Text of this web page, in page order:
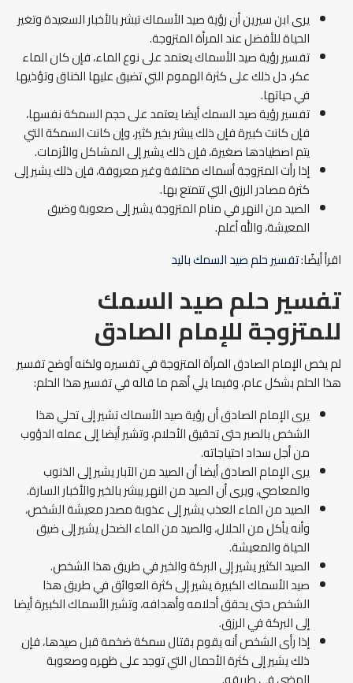
يرى ابن سيرين أن رؤية صيد الأسماك تبشر بالأخبار السعيدة وتغير
الحياة للأفضل عند المرأة المتزوجة.
تفسير رؤية صيد الأسماك يعتمد على نوع الماء، فإن كان الماء
عكر، دل ذلك على كثرة الهموم التي تضيق عليها الخناق وتؤذيها
في حياتها.
تفسير رؤية صيد السمك أيضا يعتمد على حجم السمكة نفسها،
فإن كانت كبيرة فإن ذلك يبشر بخير كثير، وإن كانت السمكة التي
يتم اصطيادها صغيرة، فإن ذلك يشير إلى المشاكل والأزمات.
إذا رأت المتزوجة أسماك مختلفة وغير معروفة، فإن ذلك يشير إلى
كثرة مصادر الرزق التي تتمتع بها.
الصيد من النهر في منام المتزوجة يشير إلى صعوبة وضيق
المعيشة، والله أعلم.
اقرأ أيضًا:تفسير حلم صيد السمك باليد
تفسير حلم صيد السمك
للمتزوجة للإمام الصادق
لم يخص الإمام الصادق المرأة المتزوجة في تفسيره ولكنه أوضح تفسير
هذا الحلم بشكل عام، وفيما يلي أهم ما قاله في تفسير هذا الحلم:
يرى الإمام الصادق أن رؤية صيد الأسماك تشير إلى تحلي هذا
الشخص بالصبر حتى تحقيق الأحلام، وتشير أيضا إلى عمله الدؤوب
من أجل سداد احتياجاته.
يرى الإمام الصادق أيضا أن الصيد من الآبار يشير إلى الذنوب
والمعاصي، ويرى أن الصيد من النهر يبشر بالخير والأخبار السارة.
الصيد من الماء العذب يشير إلى عذوبة مصدر معيشة الشخص،
وأنه يأكل من الحلال، والصيد من الماء الضحل يشير إلى ضيق
الحياة والمعيشة.
الصيد الكثير يشير إلى البركة والخير في طريق هذا الشخص.
صيد الأسماك الكبيرة يشير إلى كثرة العوائق في طريق هذا
الشخص حتى يحقق أحلامه وأهدافه، وتشير الأسماك الكبيرة أيضا
إلى البركة في الرزق.
إذا رأى الشخص أنه يقوم بقتال سمكة ضخمة قبل صيدها، فإن
ذلك يشير إلى كثرة الأحمال التي توجد على ظهره وصعوبة